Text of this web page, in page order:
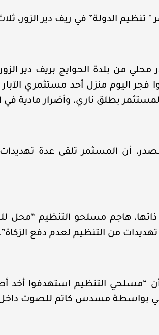
" تنظيم الدولة” في ريف دير الزور،
من بلدة الحوايج بريف دير
فجر اليوم منزل أحد مستثمري
بطلق ناري، وأضرار مادية في
ذاتها، هاجم مسلحو التنظيم “محل
من التنظيم لعدم دفع
“مسلحي التنظيم استهدفوا أخد
بواسطة مسدس كاتم للصوت داخل